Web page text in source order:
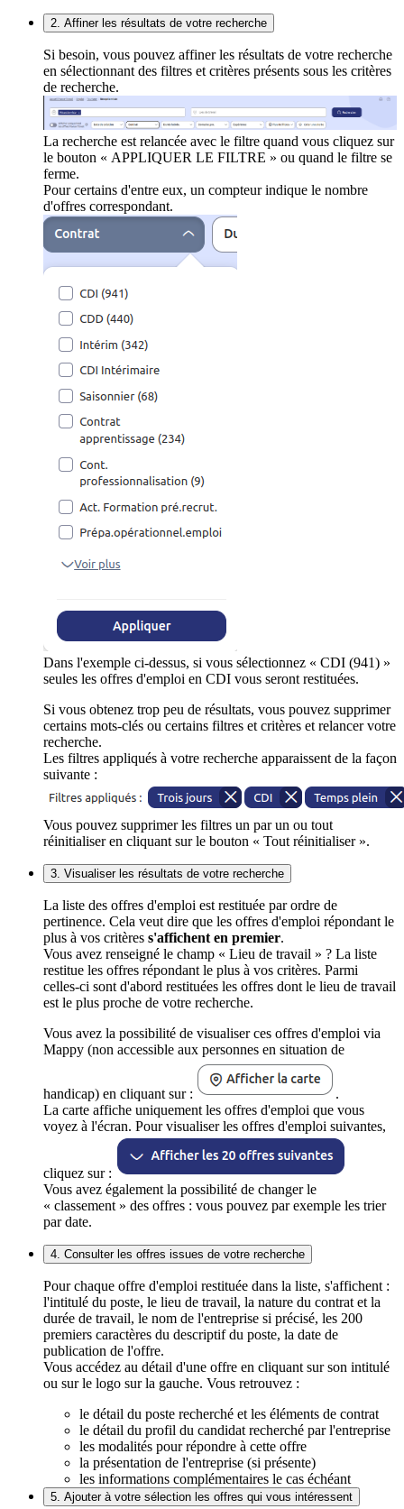
2. Affiner les résultats de votre recherche
Si besoin, vous pouvez affiner les résultats de votre recherche
en sélectionnant des filtres et critères présents sous les critères
de recherche.
La recherche est relancée avec le filtre quand vous cliquez sur
le bouton « APPLIQUER LE FILTRE » ou quand le filtre se
ferme.
Pour certains d'entre eux, un compteur indique le nombre
d'offres correspondant.
Dans l'exemple ci-dessus, si vous sélectionnez « CDI (941) »
seules les offres d'emploi en CDI vous seront restituées.
Si vous obtenez trop peu de résultats, vous pouvez supprimer
certains mots-clés ou certains filtres et critères et relancer votre
recherche.
Les filtres appliqués à votre recherche apparaissent de la façon
suivante :
Vous pouvez supprimer les filtres un par un ou tout
réinitialiser en cliquant sur le bouton « Tout réinitialiser ».
3. Visualiser les résultats de votre recherche
La liste des offres d'emploi est restituée par ordre de
pertinence. Cela veut dire que les offres d'emploi répondant le
plus à vos critères s'affichent en premier.
Vous avez renseigné le champ « Lieu de travail » ? La liste
restitue les offres répondant le plus à vos critères. Parmi
celles-ci sont d'abord restituées les offres dont le lieu de travail
est le plus proche de votre recherche.
Vous avez la possibilité de visualiser ces offres d'emploi via
Mappy (non accessible aux personnes en situation de
handicap) en cliquant sur :
.
La carte affiche uniquement les offres d'emploi que vous
voyez à l'écran. Pour visualiser les offres d'emploi suivantes,
cliquez sur :
Vous avez également la possibilité de changer le
« classement » des offres : vous pouvez par exemple les trier
par date.
4. Consulter les offres issues de votre recherche
Pour chaque offre d'emploi restituée dans la liste, s'affichent :
l'intitulé du poste, le lieu de travail, la nature du contrat et la
durée de travail, le nom de l'entreprise si précisé, les 200
premiers caractères du descriptif du poste, la date de
publication de l'offre.
Vous accédez au détail d'une offre en cliquant sur son intitulé
ou sur le logo sur la gauche. Vous retrouvez :
le détail du poste recherché et les éléments de contrat
le détail du profil du candidat recherché par l'entreprise
les modalités pour répondre à cette offre
la présentation de l'entreprise (si présente)
les informations complémentaires le cas échéant
5. Ajouter à votre sélection les offres qui vous intéressent